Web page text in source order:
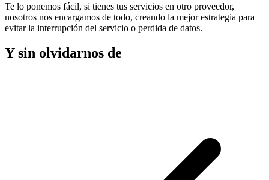
Te lo ponemos fácil, si tienes tus servicios en otro proveedor,
nosotros nos encargamos de todo, creando la mejor estrategia para
evitar la interrupción del servicio o perdida de datos.
Y sin olvidarnos de